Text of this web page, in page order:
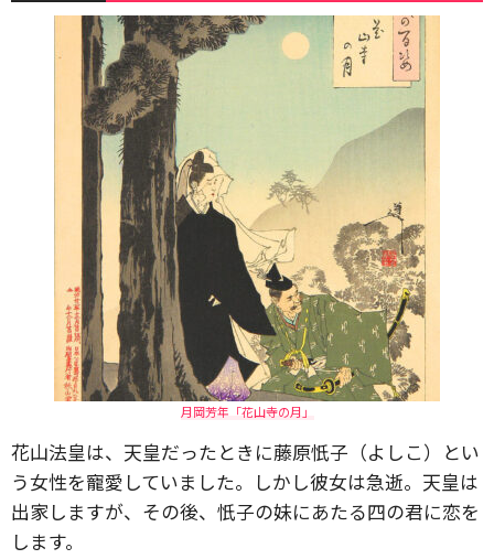
月岡芳年「花山寺の月」
花山法皇は、天皇だったときに藤原忯子（よしこ）とい
う女性を寵愛していました。しかし彼女は急逝。天皇は
出家しますが、その後、忯子の妹にあたる四の君に恋を
します。